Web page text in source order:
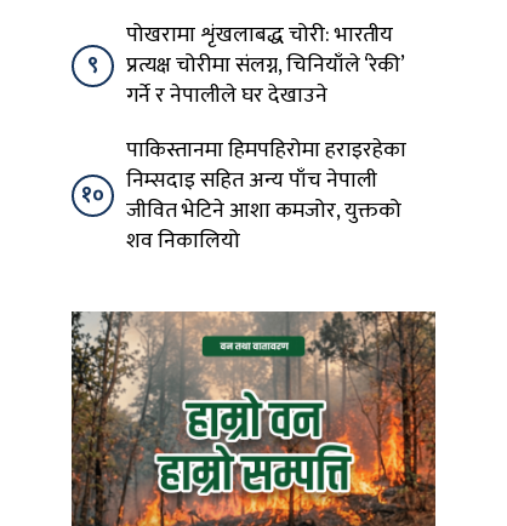
९
पोखरामा शृंखलाबद्ध चोरी: भारतीय
प्रत्यक्ष चोरीमा संलग्न, चिनियाँले ‘रेकी’
गर्ने र नेपालीले घर देखाउने
१०
पाकिस्तानमा हिमपहिरोमा हराइरहेका
निम्सदाइ सहित अन्य पाँच नेपाली
जीवित भेटिने आशा कमजोर, युक्तको
शव निकालियो